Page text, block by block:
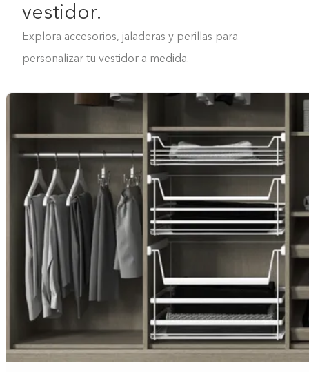
vestidor.
Explora accesorios, jaladeras y perillas para
personalizar tu vestidor a medida.